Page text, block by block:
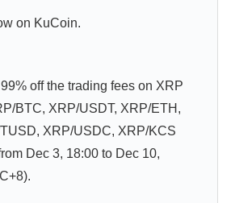
on KuCoin.
off the trading fees on XRP
BTC, XRP/USDT, XRP/ETH,
XRP/USDC, XRP/KCS
Dec 3, 18:00 to Dec 10,